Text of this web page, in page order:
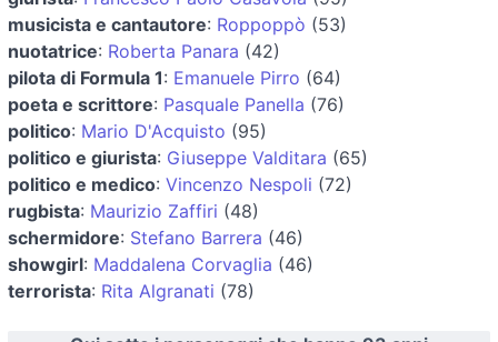
musicista e cantautore: Roppoppò (53)
nuotatrice: Roberta Panara (42)
pilota di Formula 1: Emanuele Pirro (64)
poeta e scrittore: Pasquale Panella (76)
politico: Mario D'Acquisto (95)
politico e giurista: Giuseppe Valditara (65)
politico e medico: Vincenzo Nespoli (72)
rugbista: Maurizio Zaffiri (48)
schermidore: Stefano Barrera (46)
showgirl: Maddalena Corvaglia (46)
terrorista: Rita Algranati (78)